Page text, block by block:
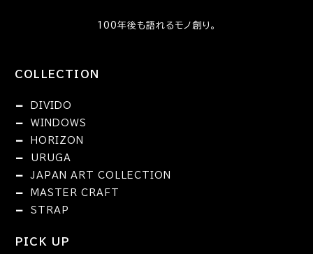
100年後も語れるモノ創り。
COLLECTION
DIVIDO
WINDOWS
HORIZON
URUGA
JAPAN ART COLLECTION
MASTER CRAFT
STRAP
PICK UP